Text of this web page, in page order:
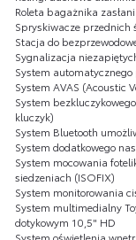
Roleta bagażnika
Spryskiwacze przednich
Stacja do
Sygnalizacja
System
System AVAS (Acoustic
System
kluczyk)
System Bluetooth
System dodatkowego
System mocowania
siedzeniach (ISOFIX)
System monitorowania
System multimedialny
dotykowym 10,5" HD
System oświetlenia